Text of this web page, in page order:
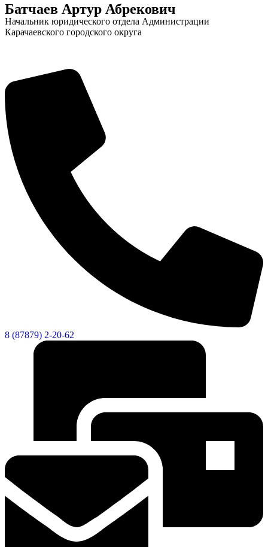
Батчаев Артур Абрекович
Начальник юридического отдела Администрации
Карачаевского городского округа
8 (87879) 2-20-62